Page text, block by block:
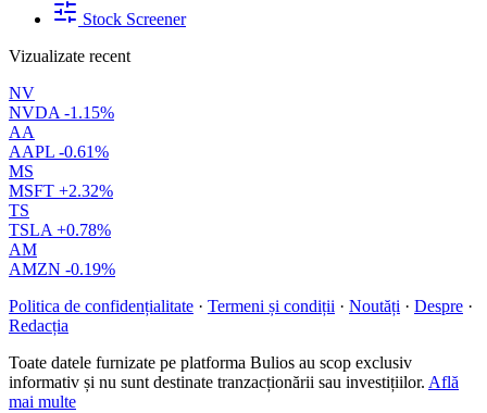
Stock Screener
Vizualizate recent
NV
NVDA -1.15%
AA
AAPL -0.61%
MS
MSFT +2.32%
TS
TSLA +0.78%
AM
AMZN -0.19%
Politica de confidențialitate · Termeni și condiții · Noutăți · Despre ·
Redacția
Toate datele furnizate pe platforma Bulios au scop exclusiv
informativ și nu sunt destinate tranzacționării sau investițiilor. Află
mai multe